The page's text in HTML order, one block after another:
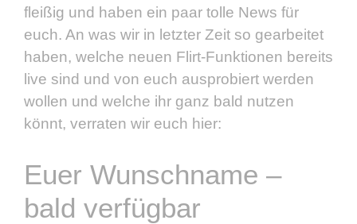
fleißig und haben ein paar tolle News für
euch. An was wir in letzter Zeit so gearbeitet
haben, welche neuen Flirt-Funktionen bereits
live sind und von euch ausprobiert werden
wollen und welche ihr ganz bald nutzen
könnt, verraten wir euch hier:
Euer Wunschname –
bald verfügbar